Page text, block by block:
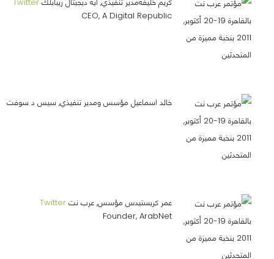
CEO, A Digital Republic
خالد اسماعيل مؤسس ومدير تنفيذي, سيس د سوفت
عمر كريستيدس مؤسس, عرب نت Twitter
Founder, ArabNet